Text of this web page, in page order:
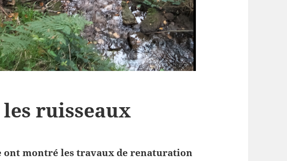
ruisseaux
ont montré les travaux de renaturation